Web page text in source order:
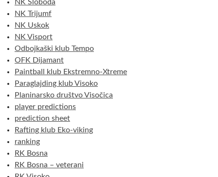
NK Sloboda
NK Trijumf
NK Uskok
NK Visport
Odbojkaški klub Tempo
OFK Dijamant
Paintball klub Ekstremno-Xtreme
Paraglajding klub Visoko
Planinarsko društvo Visočica
player predictions
prediction sheet
Rafting klub Eko-viking
ranking
RK Bosna
RK Bosna – veterani